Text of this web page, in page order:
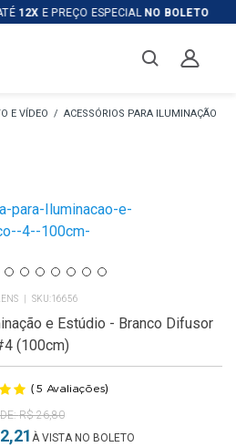
ESPECIAL NO BOLETO
E VÍDEO ACESSÓRIOS PARA ILUMINAÇÃO
16656
e Estúdio - Branco Difusor
(100cm)
(5 Avaliações)
R$ 26,80